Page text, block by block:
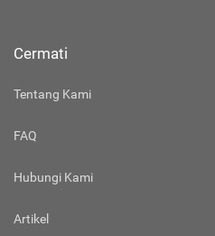
Cermati
Tentang Kami
FAQ
Hubungi Kami
Artikel